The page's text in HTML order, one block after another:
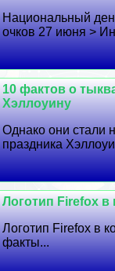
Национальный
очков 27 июня >
10 фактов о
Хэллоуину
Однако они стали
праздника
Логотип Firefox в
Логотип Firefox в
факты...